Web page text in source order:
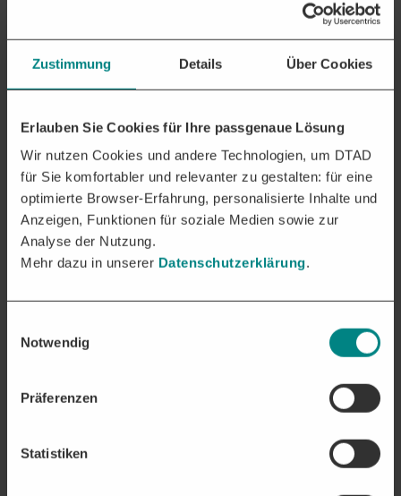
Zustimmung Details Über Cookies
Erlauben Sie Cookies für Ihre passgenaue Lösung
Wir nutzen Cookies und andere Technologien, um DTAD
für Sie komfortabler und relevanter zu gestalten: für eine
optimierte Browser-Erfahrung, personalisierte Inhalte und
Anzeigen, Funktionen für soziale Medien sowie zur
Analyse der Nutzung.
Mehr dazu in unserer Datenschutzerklärung.
Notwendig
Präferenzen
Statistiken